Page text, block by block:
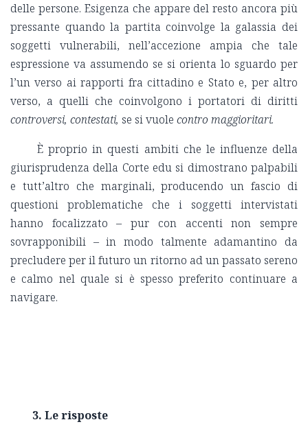
delle persone. Esigenza che appare del resto ancora più
pressante quando la partita coinvolge la galassia dei
soggetti vulnerabili, nell’accezione ampia che tale
espressione va assumendo se si orienta lo sguardo per
l’un verso ai rapporti fra cittadino e Stato e, per altro
verso, a quelli che coinvolgono i portatori di diritti
controversi, contestati, se si vuole contro maggioritari.
È proprio in questi ambiti che le influenze della
giurisprudenza della Corte edu si dimostrano palpabili
e tutt’altro che marginali, producendo un fascio di
questioni problematiche che i soggetti intervistati
hanno focalizzato – pur con accenti non sempre
sovrapponibili – in modo talmente adamantino da
precludere per il futuro un ritorno ad un passato sereno
e calmo nel quale si è spesso preferito continuare a
navigare.
3. Le risposte